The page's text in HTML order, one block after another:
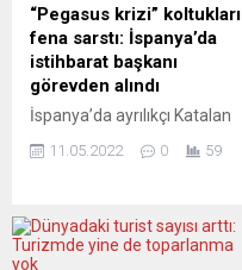
“Pegasus krizi” koltukları
fena sarstı: İspanya’da
istihbarat başkanı
görevden alındı
İspanya’da ayrılıkçı Katalan
“Pegasus” casus yazılım
azınlık sol koalisyon
hükümeti, Ulusal İstihbarat
11.05.2022 0 59